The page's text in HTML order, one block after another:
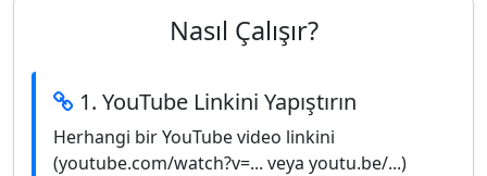
Nasıl Çalışır?
1. YouTube Linkini Yapıştırın
Herhangi bir YouTube video linkini
(youtube.com/watch?v=... veya youtu.be/...)